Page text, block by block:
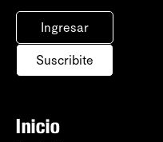
Ingresar
Suscribite
Inicio